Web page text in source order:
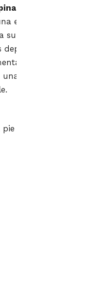
es opcional y a
excelente manera
su tiempo y
de las
sus ingresos,
experiencia